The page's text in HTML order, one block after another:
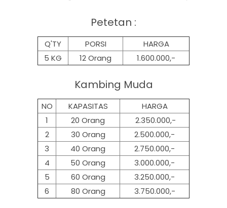
Petetan :
Q'TY PORSI
HARGA
5 KG
12 Orang 1.600.000,-
Kambing Muda
NO KAPASITAS
HARGA
1
20 Orang
2.350.000,-
2
30 Orang
2.500.000,-
3
40 Orang
2.750.000,-
4
50 Orang
3.000.000,-
5
60 Orang
3.250.000,-
6
80 Orang 3.750.000,-